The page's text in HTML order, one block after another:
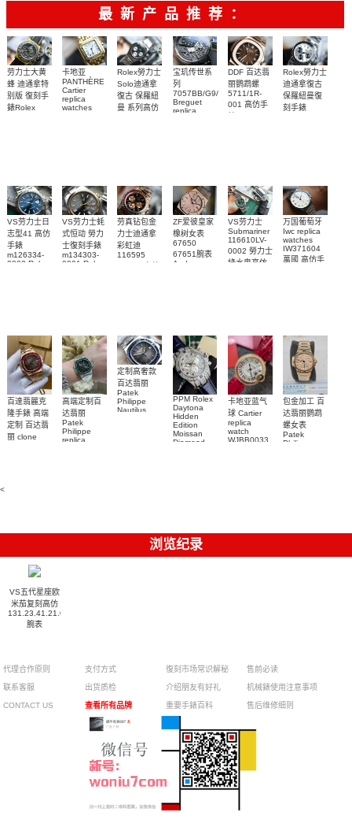
最新产品推荐：
劳力士大黄
蜂 迪通拿特
别版 復刻手
錶Rolex
卡地亚
PANTHÈRE
Cartier
replica
watches
Rolex勞力士
Solo迪通拿
復古 保羅紐
曼 系列高仿
宝玑传世系
列
7057BB/G9/9W6
Breguet
replica
DDF 百达翡
丽鹦鹉螺
5711/1R-
001 高仿手
Rolex勞力士
迪通拿復古
保羅紐曼復
刻手錶
VS劳力士日
志型41 高仿
手錶
m126334-
0002 Rolex
VS劳力士蚝
式恒动 勞力
士復刻手錶
m134303-
0001 Rolex
劳真钻包金
力士迪通拿
彩虹迪
116595
ZF爱彼皇家
橡树女表
67650
67651腕表
Audemars
VS劳力士
Submariner
116610LV-
0002 勞力士
綠水鬼高仿
万国葡萄牙
Iwc replica
watches
IW371604
萬國 高仿手
百達翡麗克
隆手錶 高端
定制 百达翡
丽 clone
高端定制百
达翡丽
Patek
Philippe
replica
定制高奢款
百达翡丽
Patek
Philippe
Nautilus
PPM Rolex
Daytona
Hidden
Edition
Moissan
Diamond
卡地亚蓝气
球 Cartier
replica
watch
WJBB0033
包金加工 百
达翡丽鹦鹉
螺女表
Patek
Philippe
<
浏览纪录
VS五代星座欧
米茄复刻高仿
131.23.41.21.06.001
腕表
代理合作原则
联系客服
CONTACT US
支付方式
出货质检
查看所有品牌
復刻市场常识解秘
介绍朋友有好礼
重要手錶百科
售前必读
机械錶使用注意事项
售后维修细则